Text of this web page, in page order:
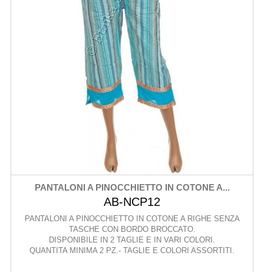
PANTALONI A PINOCCHIETTO IN COTONE A...
AB-NCP12
PANTALONI A PINOCCHIETTO IN COTONE A RIGHE SENZA
TASCHE CON BORDO BROCCATO.
DISPONIBILE IN 2 TAGLIE E IN VARI COLORI.
QUANTITA MINIMA 2 PZ.- TAGLIE E COLORI ASSORTITI.